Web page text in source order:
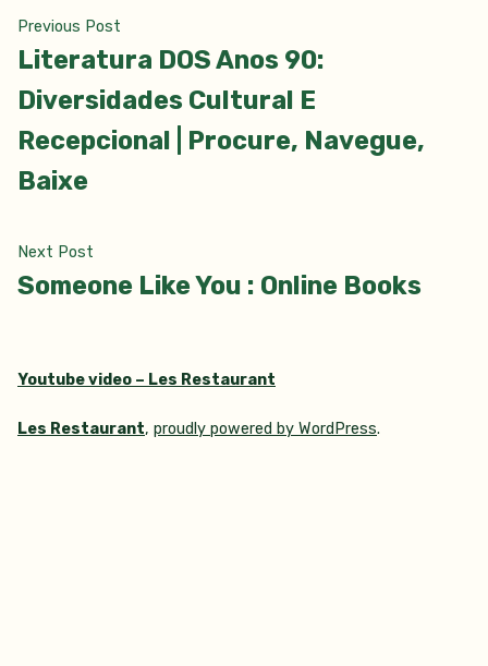
Navigácia
v
článku
Previous Post
post:
Literatura DOS Anos 90:
Diversidades Cultural E
Recepcional | Procure, Navegue,
Baixe
Next Post
post:
Someone Like You : Online Books
Youtube video – Les Restaurant
Les Restaurant, proudly powered by WordPress.